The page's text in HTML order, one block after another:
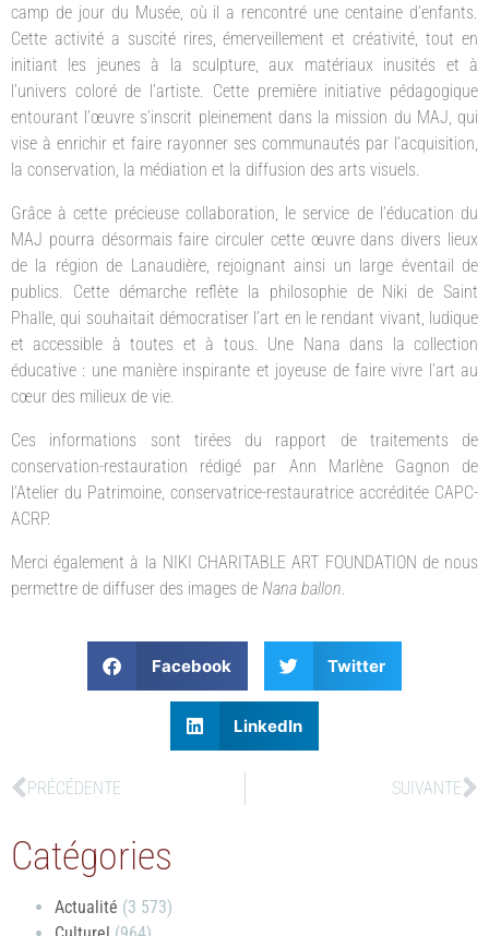
camp de jour du Musée, où il a rencontré une centaine d’enfants.
Cette activité a suscité rires, émerveillement et créativité, tout en
initiant les jeunes à la sculpture, aux matériaux inusités et à
l’univers coloré de l’artiste. Cette première initiative pédagogique
entourant l’œuvre s’inscrit pleinement dans la mission du MAJ, qui
vise à enrichir et faire rayonner ses communautés par l’acquisition,
la conservation, la médiation et la diffusion des arts visuels.
Grâce à cette précieuse collaboration, le service de l’éducation du
MAJ pourra désormais faire circuler cette œuvre dans divers lieux
de la région de Lanaudière, rejoignant ainsi un large éventail de
publics. Cette démarche reflète la philosophie de Niki de Saint
Phalle, qui souhaitait démocratiser l’art en le rendant vivant, ludique
et accessible à toutes et à tous. Une Nana dans la collection
éducative : une manière inspirante et joyeuse de faire vivre l’art au
cœur des milieux de vie.
Ces informations sont tirées du rapport de traitements de
conservation-restauration rédigé par Ann Marlène Gagnon de
l’Atelier du Patrimoine, conservatrice-restauratrice accréditée CAPC-
ACRP.
Merci également à la NIKI CHARITABLE ART FOUNDATION de nous
permettre de diffuser des images de Nana ballon.
Facebook Twitter
LinkedIn
PRÉCÉDENTE SUIVANTE
Catégories
Actualité (3 573)